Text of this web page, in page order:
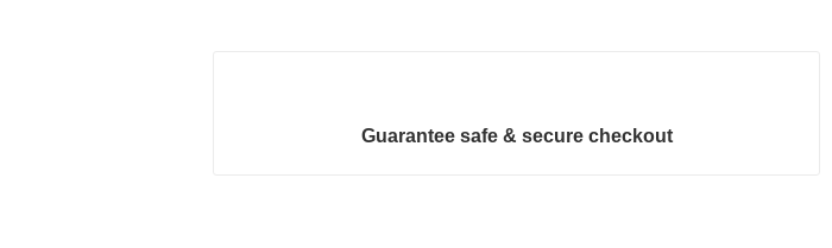
Guarantee safe & secure checkout